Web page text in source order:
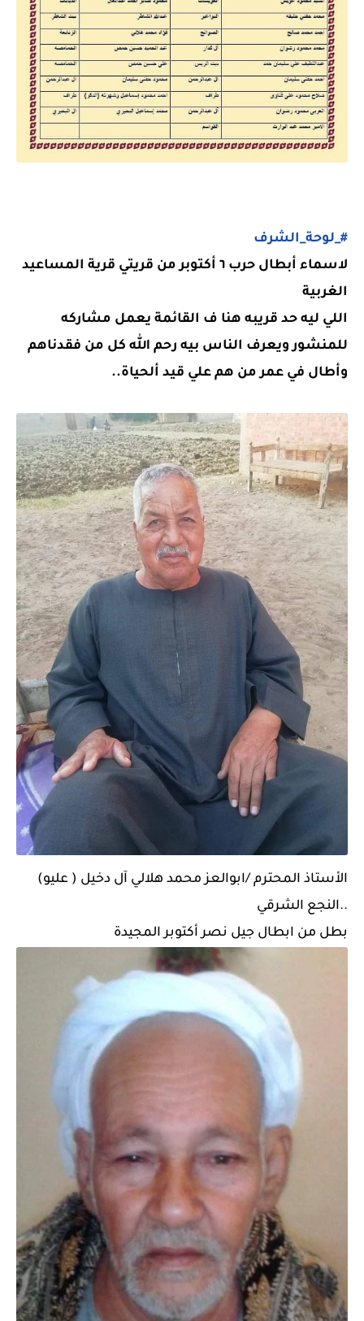
#_لوحة_الشرف
لاسماء أبطال حرب ٦ أكتوبر من قريتي قرية المساعيد
الغربية
اللي ليه حد قريبه هنا ف القائمة يعمل مشاركه
للمنشور ويعرف الناس بيه رحم الله كل من فقدناهم
وأطال في عمر من هم علي قيد ألحياة..
الأستاذ المحترم /ابوالعز محمد هلالي آل دخيل ( عليو)
..النجع الشرقي
بطل من ابطال جيل نصر أكتوبر المجيدة